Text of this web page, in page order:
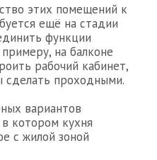
этих помещений к
ещё на стадии
функции
на балконе
рабочий кабинет,
сделать проходными.
вариантов
котором кухня
с жилой зоной